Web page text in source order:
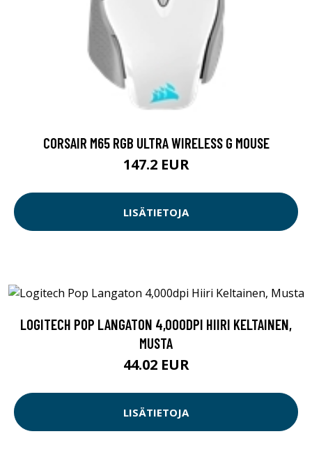
CORSAIR M65 RGB ULTRA WIRELESS G MOUSE
147.2 EUR
LISÄTIETOJA
LOGITECH POP LANGATON 4,000DPI HIIRI KELTAINEN,
MUSTA
44.02 EUR
LISÄTIETOJA